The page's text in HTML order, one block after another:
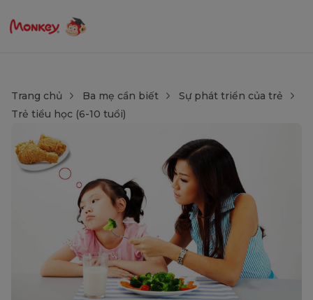
Trang chủ Ba mẹ cần biết
Sự phát triển của trẻ
Trẻ tiểu học (6-10 tuổi)